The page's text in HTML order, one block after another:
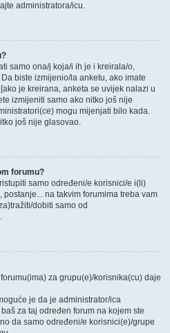
administratora/icu.
samo ona/j koja/i ih je i kreirala/o,
biste izmijenio/la anketu, ako imate
je kreirana, anketa se uvijek nalazi u
izmijeniti samo ako nitko još nije
mogu mijenjati bilo kada.
još nije glasovao.
forumu?
samo određeni/e korisnici/e i(li)
na takvim forumima treba vam
dobiti samo od
za grupu(e)/korisnika(cu) daje
je da je administrator/ica
za taj određen forum na kojem ste
da samo određeni/e korisnici(e)/grupe